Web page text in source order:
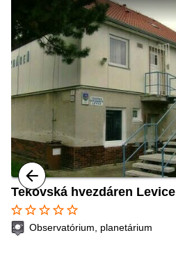
Tekovská hvezdáren Levice
star_border star_border star_border star_border star_border
Observatórium, planetárium